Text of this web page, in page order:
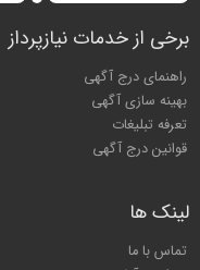
برخی از خدمات نیازپرداز
راهنمای درج آگهی
بهینه سازی آگهی
تعرفه تبلیغات
قوانین درج آگهی
لینک ها
تماس با ما